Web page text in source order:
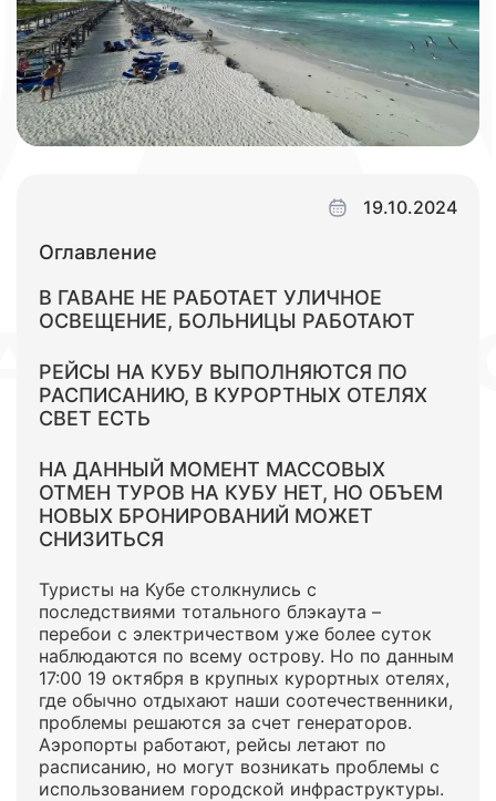
Оглавление
В ГАВАНЕ НЕ РАБОТАЕТ УЛИЧНОЕ
ОСВЕЩЕНИЕ, БОЛЬНИЦЫ РАБОТАЮТ
РЕЙСЫ НА КУБУ ВЫПОЛНЯЮТСЯ ПО
РАСПИСАНИЮ, В КУРОРТНЫХ ОТЕЛЯХ
СВЕТ ЕСТЬ
НА ДАННЫЙ МОМЕНТ МАССОВЫХ
ОТМЕН ТУРОВ НА КУБУ НЕТ, НО ОБЪЕМ
НОВЫХ БРОНИРОВАНИЙ МОЖЕТ
СНИЗИТЬСЯ
19.10.2024
Туристы на Кубе столкнулись с
последствиями тотального блэкаута –
перебои с электричеством уже более суток
наблюдаются по всему острову. Но по данным
17:00 19 октября в крупных курортных отелях,
где обычно отдыхают наши соотечественники,
проблемы решаются за счет генераторов.
Аэропорты работают, рейсы летают по
расписанию, но могут возникать проблемы с
использованием городской инфраструктуры.